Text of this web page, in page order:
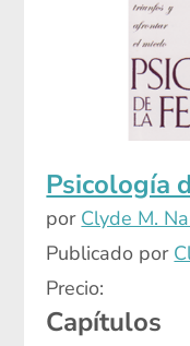
Psicología
por Clyde M.
Publicado por
Precio:
Capítulos